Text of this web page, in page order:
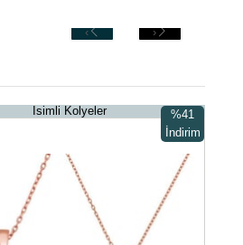
İsimli Kolyeler
%41
İndirim
%41İndirim
‹ ›